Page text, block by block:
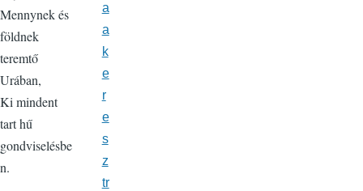
Mennynek és
földnek
teremtő
Urában,
Ki mindent
tart hű
gondviselésbe
n.
a
a
k
e
r
e
s
z
tr